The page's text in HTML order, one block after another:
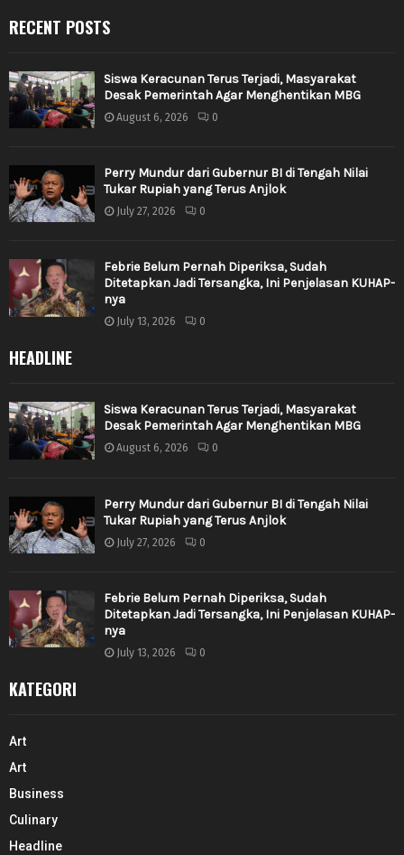
RECENT POSTS
Siswa Keracunan Terus Terjadi, Masyarakat
Desak Pemerintah Agar Menghentikan MBG
August 6, 2026 0
Perry Mundur dari Gubernur BI di Tengah Nilai
Tukar Rupiah yang Terus Anjlok
July 27, 2026 0
Febrie Belum Pernah Diperiksa, Sudah
Ditetapkan Jadi Tersangka, Ini Penjelasan KUHAP-
nya
July 13, 2026 0
HEADLINE
Siswa Keracunan Terus Terjadi, Masyarakat
Desak Pemerintah Agar Menghentikan MBG
August 6, 2026 0
Perry Mundur dari Gubernur BI di Tengah Nilai
Tukar Rupiah yang Terus Anjlok
July 27, 2026 0
Febrie Belum Pernah Diperiksa, Sudah
Ditetapkan Jadi Tersangka, Ini Penjelasan KUHAP-
nya
July 13, 2026 0
KATEGORI
Art
Art
Business
Culinary
Headline